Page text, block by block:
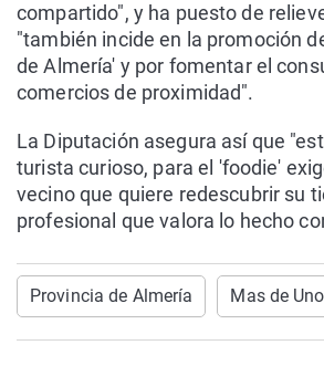
compartido", y ha puesto de
"también incide en la promoción
de Almería' y por fomentar el
comercios de proximidad".
La Diputación asegura así que
turista curioso, para el 'foodie'
vecino que quiere redescubrir su
profesional que valora lo hecho
Provincia de Almería Mas de